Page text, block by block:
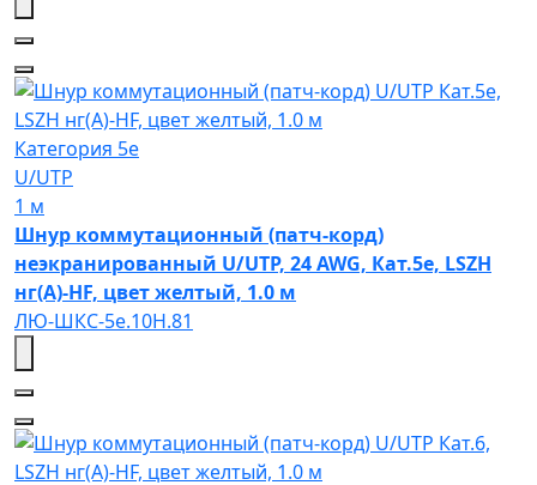
Категория 5e
U/UTP
1 м
Шнур коммутационный (патч-корд)
неэкранированный U/UTP, 24 AWG, Кат.5e, LSZH
нг(А)-HF, цвет желтый, 1.0 м
ЛЮ-ШКС-5e.10Н.81